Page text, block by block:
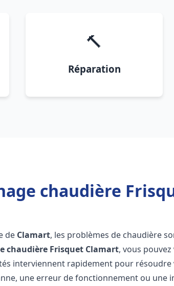
🔨
Réparation
chaudière
de Clamart, les problèmes de chaudière
chaudière Frisquet Clamart, vous
interviennent rapidement pour résoudre
une erreur de fonctionnement ou une